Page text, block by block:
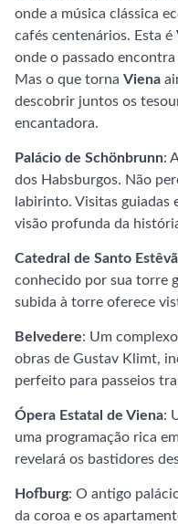
onde a música clássica
cafés centenários. Esta é
onde o passado
Mas o que torna Viena
descobrir juntos os
encantadora.
Palácio de Schönbrunn:
dos Habsburgos. Não
labirinto. Visitas guiadas
visão profunda da
Catedral de Santo
conhecido por sua torre
subida à torre oferece
Belvedere: Um
obras de Gustav Klimt,
perfeito para passeios
Ópera Estatal de Viena:
uma programação rica
revelará os bastidores
Hofburg: O antigo
da coroa e os